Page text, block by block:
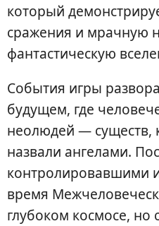
который
сражения и мрачную
фантастическую
События игры
будущем, где
неолюдей — существ,
назвали ангелами.
контролировавшими
время
глубоком космосе, но